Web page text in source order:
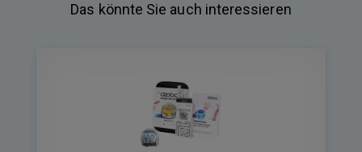
Das könnte Sie auch interessieren